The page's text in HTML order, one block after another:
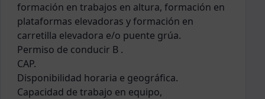
formación en trabajos en altura, formación en
plataformas elevadoras y formación en
carretilla elevadora e/o puente grúa.
Permiso de conducir B .
CAP.
Disponibilidad horaria e geográfica.
Capacidad de trabajo en equipo,